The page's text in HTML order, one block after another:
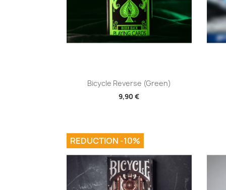
Aperçu rapide
Bicycle Reverse (Green)
9,90 €
REDUCTION -10%